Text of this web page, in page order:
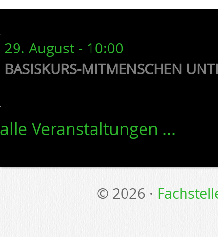
29. August - 10:00
BASISKURS-MITMENSCHEN
alle Veranstaltungen ...
© 2026 ·